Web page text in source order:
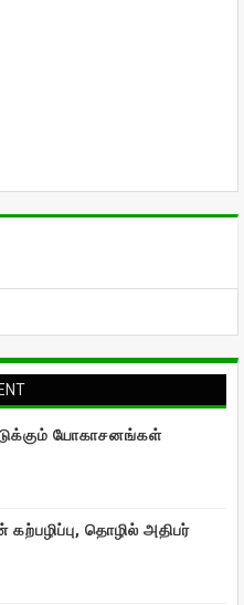
யோகாசனங்கள்
கற்பழிப்பு, தொழில் அதிபர்